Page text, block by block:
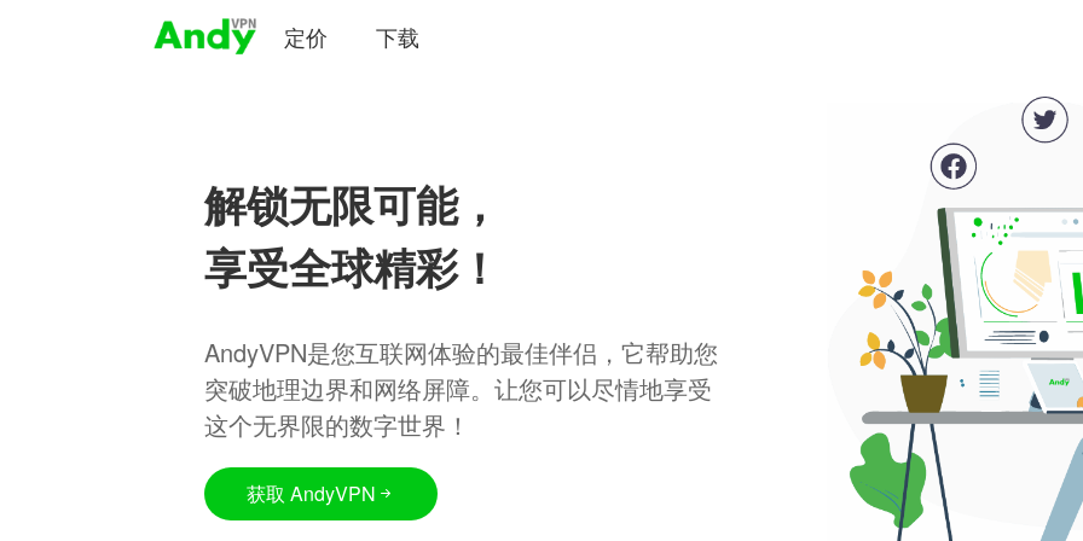
定价 下载
解锁无限可能，
享受全球精彩！
AndyVPN是您互联网体验的最佳伴侣，它帮助您
突破地理边界和网络屏障。让您可以尽情地享受
这个无界限的数字世界！
获取 AndyVPN